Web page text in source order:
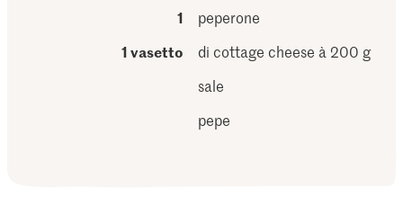
1
peperone
1 vasetto
di cottage cheese à 200 g
sale
pepe